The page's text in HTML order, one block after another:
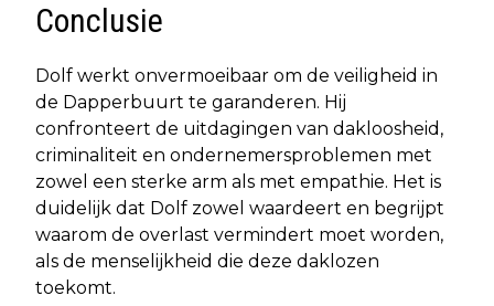
Conclusie
Dolf werkt onvermoeibaar om de veiligheid in
de Dapperbuurt te garanderen. Hij
confronteert de uitdagingen van dakloosheid,
criminaliteit en ondernemersproblemen met
zowel een sterke arm als met empathie. Het is
duidelijk dat Dolf zowel waardeert en begrijpt
waarom de overlast vermindert moet worden,
als de menselijkheid die deze daklozen
toekomt.